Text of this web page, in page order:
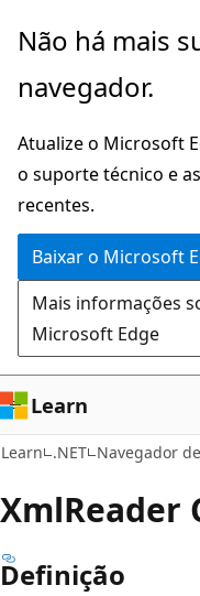
Pular
o
principal
Ignore
passe
a
navegação
na
página
Não há mais
navegador.
Atualize o Microsoft
o suporte técnico e
recentes.
Baixar o Microsoft
Mais informações
Microsoft Edge
Learn
Learn .NET Navegador
XmlReader
Definição